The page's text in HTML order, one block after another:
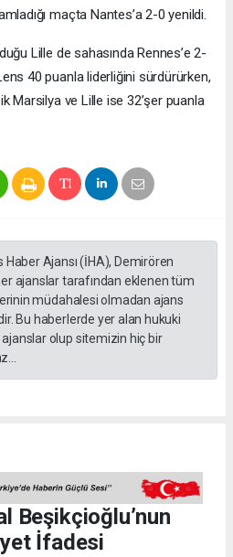
maçta Nantes’a 2-0 yenildi.
Lille de sahasında Rennes’e 2-
40 puanla liderliğini sürdürürken,
Marsilya ve Lille ise 32’şer puanla
Ajansı (İHA), Demirören
ajanslar tarafından eklenen tüm
müdahalesi olmadan ajans
Bu haberlerde yer alan hukuki
olup sitemizin hiç bir
Beşikçioğlu’nun
İfadesi